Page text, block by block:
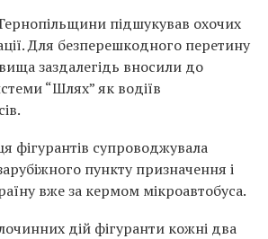
підшукував охочих
Для безперешкодного перетину
заздалегідь вносили до
“Шлях” як водіїв
фігурантів супроводжувала
пункту призначення і
вже за кермом мікроавтобуса.
дій фігуранти кожні два